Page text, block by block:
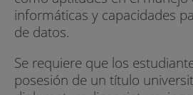
- Hadoop
- R
informáticas y capacidades
de datos.
Se requiere que los
posesión de un título